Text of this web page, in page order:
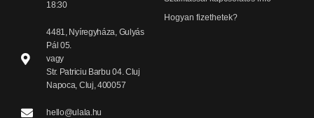
18:30
4481, Nyíregyháza, Gulyás
Pál 05.
vagy
Str. Patriciu Barbu 04. Cluj
Napoca, Cluj, 400057
hello@ulala.hu
Hogyan fizethetek?